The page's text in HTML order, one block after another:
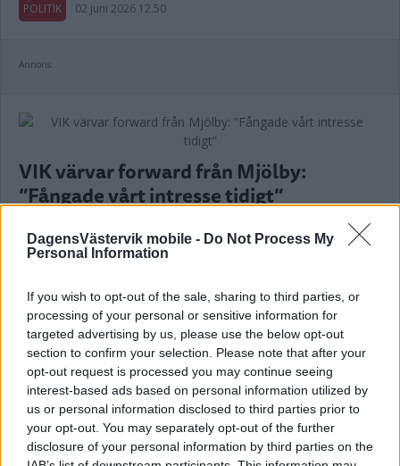
DagensVästervik mobile - Do Not Process My
Personal Information
If you wish to opt-out of the sale, sharing to third parties, or
processing of your personal or sensitive information for
targeted advertising by us, please use the below opt-out
section to confirm your selection. Please note that after your
opt-out request is processed you may continue seeing
interest-based ads based on personal information utilized by
us or personal information disclosed to third parties prior to
your opt-out. You may separately opt-out of the further
disclosure of your personal information by third parties on the
POLITIK 02 juni 2026 12.50
Annons:
VIK värvar forward från Mjölby:
”Fångade vårt intresse tidigt”
VIK tappar back och center till
seriekonkurrent
ISHOCKEY 07 maj 2026 08.20